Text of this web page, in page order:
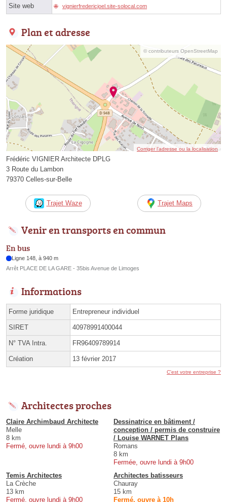
Site web vignierfredericjoel.site-solocal.com
Plan et adresse
© contributeurs OpenStreetMap
Corriger l’adresse ou la localisation
Frédéric VIGNIER Architecte DPLG
3 Route du Lambon
79370 Celles-sur-Belle
Trajet Waze Trajet Maps
Venir en transports en commun
En bus
Ligne 148, à 940 m
Arrêt PLACE DE LA GARE - 35bis Avenue de Limoges
Informations
Forme juridique Entrepreneur individuel
SIRET 40978991400044
N° TVA Intra. FR96409789914
Création 13 février 2017
C'est votre entreprise ?
Architectes proches
Claire Archimbaud Architecte
Melle
8 km
Fermé, ouvre lundi à 9h00
Dessinatrice en bâtiment /
conception / permis de construire
/ Louise WARNET Plans
Romans
8 km
Fermée, ouvre lundi à 9h00
Temis Architectes
La Crèche
13 km
Fermé, ouvre lundi à 9h00
Architectes batisseurs
Chauray
15 km
Fermé, ouvre à 10h